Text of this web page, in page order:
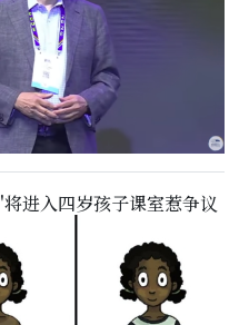
进入四岁孩子课室惹争议